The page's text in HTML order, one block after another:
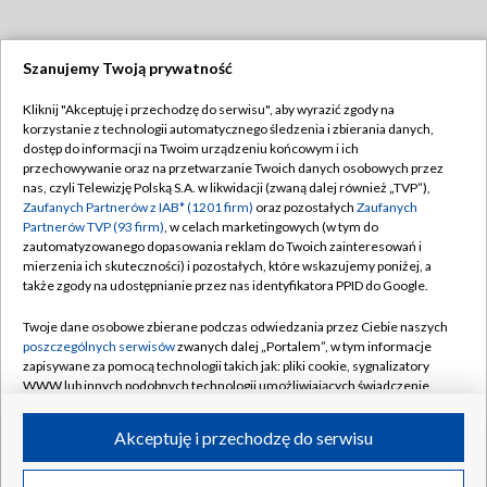
TVP
Abonament TVP
Emisja w TVP
Centrum informacji TVP
Naziemna Telewizja Cyfrowa
Rada Programowa
System NOS
Informacje o nadawcy
Program dla prasy
Regulamin TVP
Polityka prywatności
Moje zgody
Pomoc
Kontakt
Kanały
©2026 Telewizja Polska S.A. w likwidacji
Szanujemy Twoją prywatność
Kliknij "Akceptuję i przechodzę do serwisu", aby wyrazić zgody na
korzystanie z technologii automatycznego śledzenia i zbierania danych,
dostęp do informacji na Twoim urządzeniu końcowym i ich
przechowywanie oraz na przetwarzanie Twoich danych osobowych przez
nas, czyli Telewizję Polską S.A. w likwidacji (zwaną dalej również „TVP”),
Zaufanych Partnerów z IAB* (1201 firm) oraz pozostałych Zaufanych
Partnerów TVP (93 firm), w celach marketingowych (w tym do
zautomatyzowanego dopasowania reklam do Twoich zainteresowań i
mierzenia ich skuteczności) i pozostałych, które wskazujemy poniżej, a
także zgody na udostępnianie przez nas identyfikatora PPID do Google.
Twoje dane osobowe zbierane podczas odwiedzania przez Ciebie naszych
poszczególnych serwisówzwanych dalej „Portalem”, w tym informacje
zapisywane za pomocą technologii takich jak: pliki cookie, sygnalizatory
WWW lub innych podobnych technologii umożliwiających świadczenie
ruchu w Internecie.Akceptuję i przechodzę do serwisu